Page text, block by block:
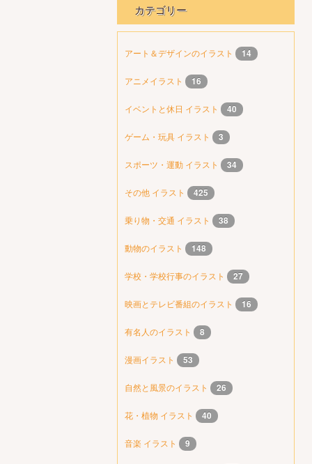
カテゴリー
アート＆デザインのイラスト 14
アニメイラスト 16
イベントと休日 イラスト 40
ゲーム・玩具 イラスト 3
スポーツ・運動 イラスト 34
その他 イラスト 425
乗り物・交通 イラスト 38
動物のイラスト 148
学校・学校行事のイラスト 27
映画とテレビ番組のイラスト 16
有名人のイラスト 8
漫画イラスト 53
自然と風景のイラスト 26
花・植物 イラスト 40
音楽 イラスト 9